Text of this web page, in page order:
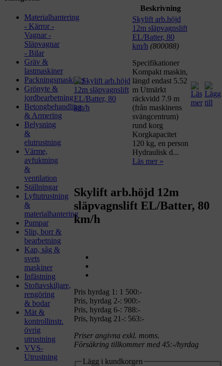
Materialhantering
- Kärror -
Vagnar -
Släpvagnar
- Bilar
Gräv &
lastmaskiner
Packningsmaskiner
Grönyte &
jordbearbetning
Betongbehandling
& Armering
Belysning
&
elutrustning
Värme,
avfuktning
&
ventilation
Ställningar
Lyftutrustning
&
materialhantering
Pumpar
Slip, borr &
bearbetning
Kap, såg &
svets
maskiner
Infästning
Stoftavskiljare,
rengöring
& bodar
Mät &
kontrollinstr.
övrig
utrustning
VVS-
Utrustning
Beskrivning
Skylift arb.höjd
12m släpvagnslift
EL/Batter, 80
km/h (800088)
Specifikationer
Kompakt maskin,
längd endast 5.52
m Utmärkt
räckvidd 7.9 m
(från maskinens
svängcentrum)
rund korg
Korgkapacitet
120 kg, en person
Hydraulisk d...
Läs mer »
Skylift arb.höjd 12m
släpvagnslift EL/Batter, 80
km/h
Pris hyrdag 1: 1 500:-
Pris, hyrdag 2-: 900:-
Pris, hyrdag 6-: 788:-
Pris, hyrdag 21-: 563:-
Priser angivna exkl. moms.
Försäkring tillkommer med 45:-/hyrdag
Lägg i kundkorgen